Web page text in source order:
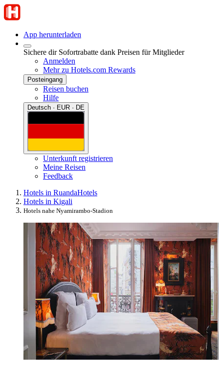
App herunterladen
Sichere dir Sofortrabatte dank Preisen für Mitglieder
Anmelden
Mehr zu Hotels.com Rewards
Posteingang
Reisen buchen
Hilfe
Deutsch · EUR · DE
Unterkunft registrieren
Meine Reisen
Feedback
Hotels in RuandaHotels
Hotels in Kigali
Hotels nahe Nyamirambo-Stadion